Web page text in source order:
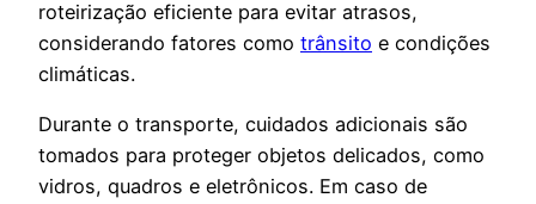
roteirização eficiente para evitar atrasos,
considerando fatores como trânsito e condições
climáticas.
Durante o transporte, cuidados adicionais são
tomados para proteger objetos delicados, como
vidros, quadros e eletrônicos. Em caso de